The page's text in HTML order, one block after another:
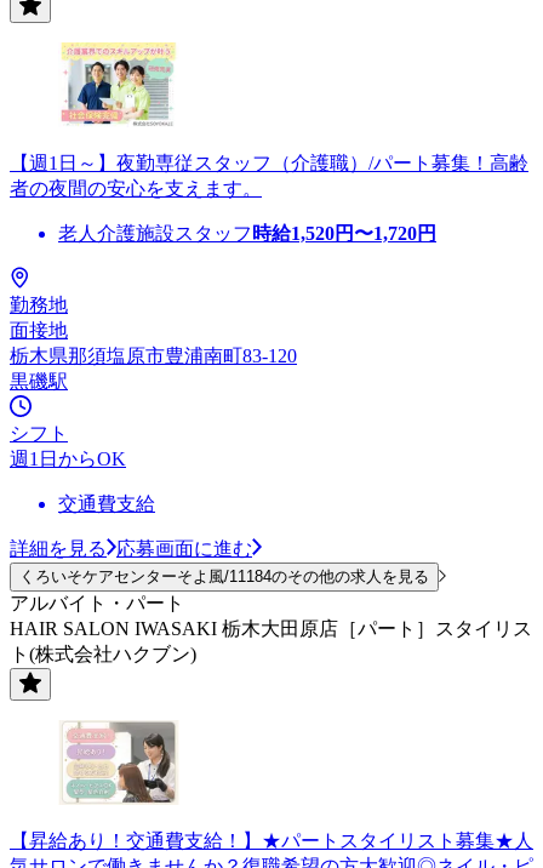
【週1日～】夜勤専従スタッフ（介護職）/パート募集！高齢
者の夜間の安心を支えます。
老人介護施設スタッフ 時給1,520円〜1,720円
勤務地
面接地
栃木県那須塩原市豊浦南町83-120
黒磯駅
シフト
週1日からOK
交通費支給
詳細を見る 応募画面に進む
くろいそケアセンターそよ風/11184のその他の求人を見る
アルバイト・パート
HAIR SALON IWASAKI 栃木大田原店［パート］スタイリス
ト(株式会社ハクブン)
【昇給あり！交通費支給！】★パートスタイリスト募集★人